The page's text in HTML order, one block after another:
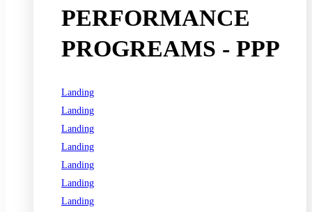
PERFORMANCE
PROGREAMS - PPP
Landing
Landing
Landing
Landing
Landing
Landing
Landing